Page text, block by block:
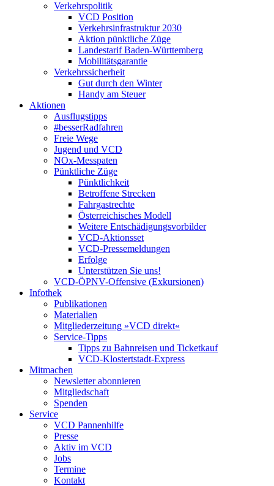
Verkehrspolitik
VCD Position
Verkehrsinfrastruktur 2030
Aktion pünktliche Züge
Landestarif Baden-Württemberg
Mobilitätsgarantie
Verkehrssicherheit
Gut durch den Winter
Handy am Steuer
Aktionen
Ausflugstipps
#besserRadfahren
Freie Wege
Jugend und VCD
NOx-Messpaten
Pünktliche Züge
Pünktlichkeit
Betroffene Strecken
Fahrgastrechte
Österreichisches Modell
Weitere Entschädigungsvorbilder
VCD-Aktionsset
VCD-Pressemeldungen
Erfolge
Unterstützen Sie uns!
VCD-ÖPNV-Offensive (Exkursionen)
Infothek
Publikationen
Materialien
Mitgliederzeitung »VCD direkt«
Service-Tipps
Tipps zu Bahnreisen und Ticketkauf
VCD-Klostertstadt-Express
Mitmachen
Newsletter abonnieren
Mitgliedschaft
Spenden
Service
VCD Pannenhilfe
Presse
Aktiv im VCD
Jobs
Termine
Kontakt